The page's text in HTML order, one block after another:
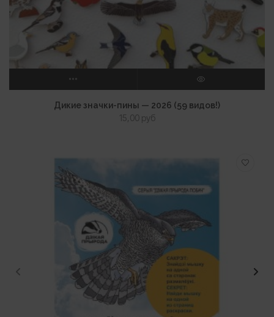
ВЫБЕРИТЕ ПАРАМЕТРЫ ПРОСМОТР
Дикие значки-пины — 2026 (59 видов!)
15,00 руб